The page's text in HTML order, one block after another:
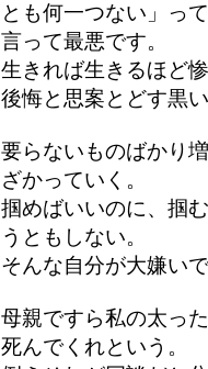
とも何一つない」っ
言って最悪です。
生きれば生きるほど
後悔と思案とどす黒
要らないものばかり
ざかっていく。
掴めばいいのに、掴
うともしない。
そんな自分が大嫌い
母親ですら私の太っ
死んでくれという。